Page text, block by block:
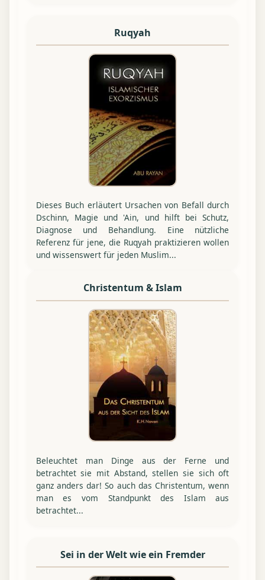
Ruqyah
Dieses Buch erläutert Ursachen von Befall durch
Dschinn, Magie und 'Ain, und hilft bei Schutz,
Diagnose und Behandlung. Eine nützliche
Referenz für jene, die Ruqyah praktizieren wollen
und wissenswert für jeden Muslim...
Christentum & Islam
Beleuchtet man Dinge aus der Ferne und
betrachtet sie mit Abstand, stellen sie sich oft
ganz anders dar! So auch das Christentum, wenn
man es vom Standpunkt des Islam aus
betrachtet...
Sei in der Welt wie ein Fremder